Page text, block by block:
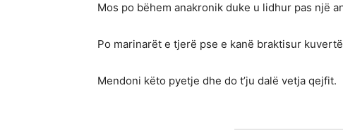
Mos po bëhem anakronik duke u lidhur pas një
Po marinarët e tjerë pse e kanë braktisur
Mendoni këto pyetje dhe do t’ju dalë vetja qejfit.